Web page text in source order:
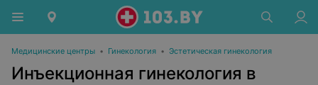
Медицинские центры • Гинекология • Эстетическая гинекология
Инъекционная гинекология в